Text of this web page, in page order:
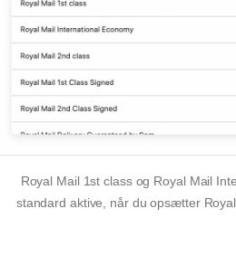
Royal Mail 1st class og Royal Mail
standard aktive, når du opsætter